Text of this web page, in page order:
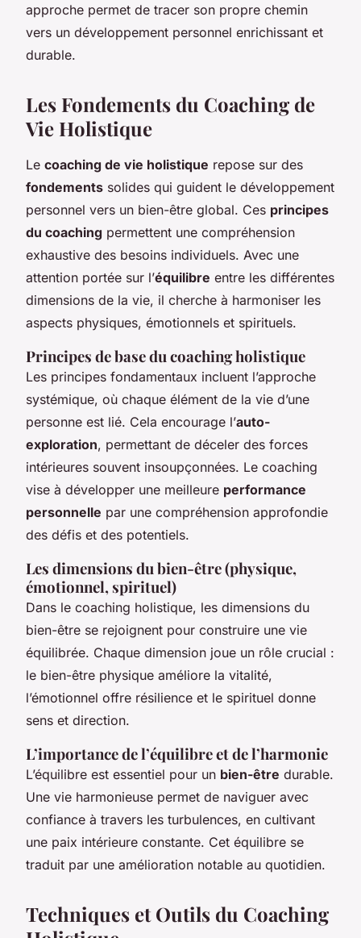
approche permet de tracer son propre chemin
vers un développement personnel enrichissant et
durable.
Les Fondements du Coaching de
Vie Holistique
Le coaching de vie holistique repose sur des
fondements solides qui guident le développement
personnel vers un bien-être global. Ces principes
du coaching permettent une compréhension
exhaustive des besoins individuels. Avec une
attention portée sur l’équilibre entre les différentes
dimensions de la vie, il cherche à harmoniser les
aspects physiques, émotionnels et spirituels.
Principes de base du coaching holistique
Les principes fondamentaux incluent l’approche
systémique, où chaque élément de la vie d’une
personne est lié. Cela encourage l’auto-
exploration, permettant de déceler des forces
intérieures souvent insoupçonnées. Le coaching
vise à développer une meilleure performance
personnelle par une compréhension approfondie
des défis et des potentiels.
Les dimensions du bien-être (physique,
émotionnel, spirituel)
Dans le coaching holistique, les dimensions du
bien-être se rejoignent pour construire une vie
équilibrée. Chaque dimension joue un rôle crucial :
le bien-être physique améliore la vitalité,
l’émotionnel offre résilience et le spirituel donne
sens et direction.
L’importance de l’équilibre et de l’harmonie
L’équilibre est essentiel pour un bien-être durable.
Une vie harmonieuse permet de naviguer avec
confiance à travers les turbulences, en cultivant
une paix intérieure constante. Cet équilibre se
traduit par une amélioration notable au quotidien.
Techniques et Outils du Coaching